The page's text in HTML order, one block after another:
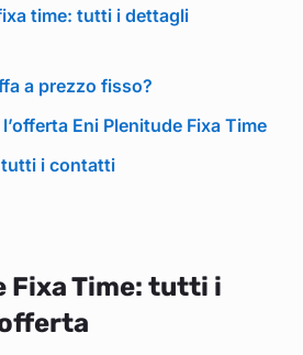
time: tutti i dettagli
a prezzo fisso?
Eni Plenitude Fixa Time
tutti i contatti
Fixa Time: tutti i